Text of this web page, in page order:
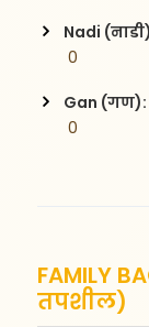
Nadi
0
Gan (गण):
0
FAMILY
तपशील)